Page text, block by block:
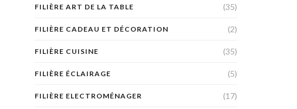
FILIÈRE ART DE LA TABLE (35)
FILIÈRE CADEAU ET DÉCORATION (2)
FILIÈRE CUISINE (35)
FILIÈRE ÉCLAIRAGE (5)
FILIÈRE ELECTROMÉNAGER (17)